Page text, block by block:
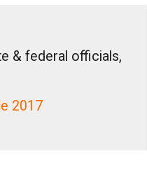
& federal officials,
2017